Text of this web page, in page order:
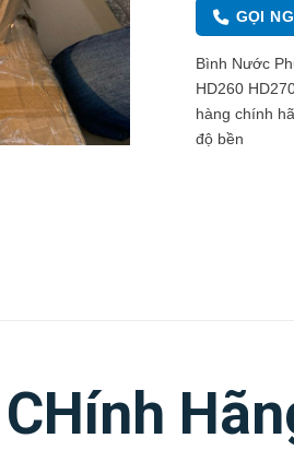
GỌI
Bình Nước
HD260
hàng chính
độ bền